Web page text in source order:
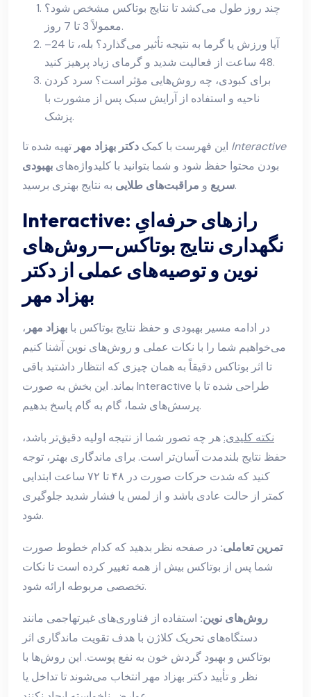
چند روز طول می‌کشد تا نتایج بوتاکس مشخص شود؟
معمولاً 3 تا 7 روز.
آیا ورزش یا گرما به نتیجه تأثیر می‌گذارد؟ بله، تا 24–
48 ساعت از فعالیت شدید و گرمای زیاد پرهیز کنید.
برای کبودی، چه روش‌هایی مؤثر است؟ سرد کردن
ناحیه و استفاده از آرایش سبک پس از مشورت با
پزشک.
این فهرست با کمک دکتر بهزاد مهر
Interactive
بودن محتوا حفظ شود و شما بتوانید با کلیدواژه‌های بهبودی
سریع و مراقبت‌های طلایی به نتایج بهتری برسید.
Interactive: رازهای حرفه‌ایِ
نگهداری نتایج بوتاکس—روش‌های
نوین و توصیه‌های عملی از دکتر
بهزاد مهر
در ادامه مسیر بهبودی و حفظ نتایج بوتاکس با بهزاد مهر ،
می‌خواهیم شما را با نکات عملی و روش‌های نوین آشنا کنیم
تا اثر بوتاکس دقیقاً به همان چیزی که انتظار داشتید باقی
بماند. این بخش به صورت Interactive طراحی شده تا با
پرسش‌های شما، گام به گام پاسخ بدهیم.
نکته کلیدی: هر چه تصور شما از نتیجه اولیه دقیق‌تر باشد،
حفظ نتایج بلندمدت آسان‌تر است. برای ماندگاری بهتر، توجه
کنید که شدت حرکات صورت در ۴۸ تا ۷۲ ساعت ابتدایی
کمتر از حالت عادی باشد و از لمس یا فشار شدید جلوگیری
شود.
تمرین تعاملی: در صفحه نظر بدهید که کدام خطوط صورت
شما پس از بوتاکس بیش از همه تغییر کرده است تا نکات
تخصصی مربوطه ارائه شود.
روش‌های نوین: استفاده از فناوری‌های غیرتهاجمی مانند
دستگاه‌های تحریک کلاژن با هدف تقویت ماندگاری اثر
بوتاکس و بهبود گردش خون به نفع پوست. این روش‌ها با
نظر و تأیید دکتر بهزاد مهر انتخاب می‌شوند تا تداخل یا